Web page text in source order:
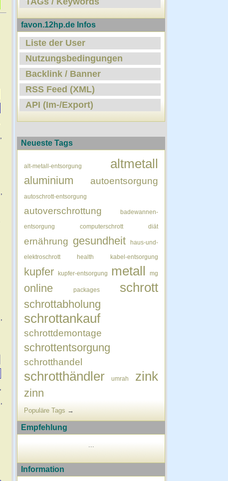
,
,
,
,
,
favon.12hp.de Infos
Liste der User
Nutzungsbedingungen
Backlink / Banner
RSS Feed (XML)
API (Im-/Export)
Neueste Tags
alt-metall-entsorgung altmetall
aluminium autoentsorgung
autoschrott-entsorgung
autoverschrottung badewannen-
entsorgung computerschrott diät
ernährung gesundheit haus-und-
elektroschrott health kabel-entsorgung
kupfer kupfer-entsorgung metall mg
online packages schrott
schrottabholung
schrottankauf
schrottdemontage
schrottentsorgung
schrotthandel
schrotthändler umrah zink
zinn
Populäre Tags →
Empfehlung
Information